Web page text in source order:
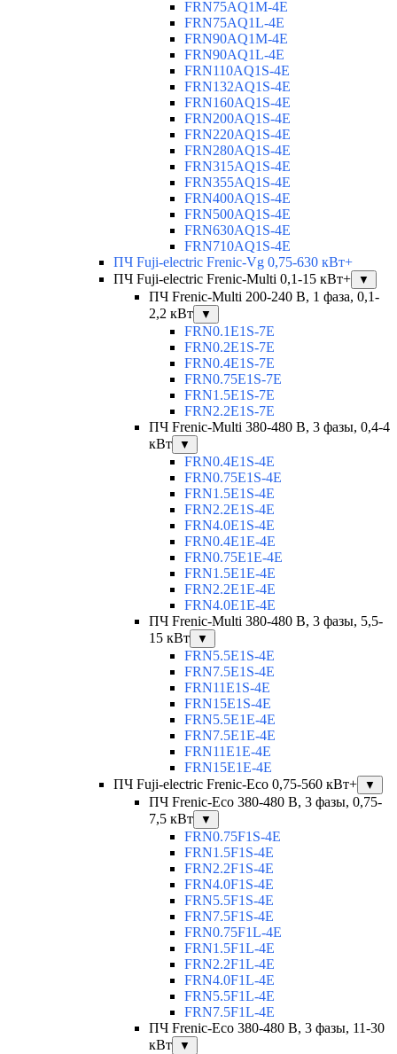
FRN75AQ1M-4E
FRN75AQ1L-4E
FRN90AQ1M-4E
FRN90AQ1L-4E
FRN110AQ1S-4E
FRN132AQ1S-4E
FRN160AQ1S-4E
FRN200AQ1S-4E
FRN220AQ1S-4E
FRN280AQ1S-4E
FRN315AQ1S-4E
FRN355AQ1S-4E
FRN400AQ1S-4E
FRN500AQ1S-4E
FRN630AQ1S-4E
FRN710AQ1S-4E
ПЧ Fuji-electric Frenic-Vg 0,75-630 кВт+
ПЧ Fuji-electric Frenic-Multi 0,1-15 кВт+
▼
ПЧ Frenic-Multi 200-240 В, 1 фаза, 0,1-
2,2 кВт
▼
FRN0.1E1S-7E
FRN0.2E1S-7E
FRN0.4E1S-7E
FRN0.75E1S-7E
FRN1.5E1S-7E
FRN2.2E1S-7E
ПЧ Frenic-Multi 380-480 В, 3 фазы, 0,4-4
кВт
▼
FRN0.4E1S-4E
FRN0.75E1S-4E
FRN1.5E1S-4E
FRN2.2E1S-4E
FRN4.0E1S-4E
FRN0.4E1E-4E
FRN0.75E1E-4E
FRN1.5E1E-4E
FRN2.2E1E-4E
FRN4.0E1E-4E
ПЧ Frenic-Multi 380-480 В, 3 фазы, 5,5-
15 кВт
▼
FRN5.5E1S-4E
FRN7.5E1S-4E
FRN11E1S-4E
FRN15E1S-4E
FRN5.5E1E-4E
FRN7.5E1E-4E
FRN11E1E-4E
FRN15E1E-4E
ПЧ Fuji-electric Frenic-Eco 0,75-560 кВт+
▼
ПЧ Frenic-Eco 380-480 В, 3 фазы, 0,75-
7,5 кВт
▼
FRN0.75F1S-4E
FRN1.5F1S-4E
FRN2.2F1S-4E
FRN4.0F1S-4E
FRN5.5F1S-4E
FRN7.5F1S-4E
FRN0.75F1L-4E
FRN1.5F1L-4E
FRN2.2F1L-4E
FRN4.0F1L-4E
FRN5.5F1L-4E
FRN7.5F1L-4E
ПЧ Frenic-Eco 380-480 В, 3 фазы, 11-30
кВт
▼